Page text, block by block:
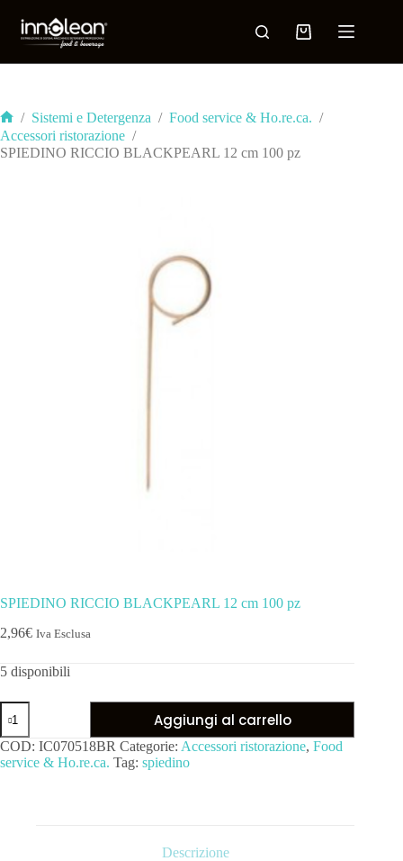
/ Sistemi e Detergenza / Food service & Ho.re.ca. /
Accessori ristorazione /
SPIEDINO RICCIO BLACKPEARL 12 cm 100 pz
SPIEDINO RICCIO BLACKPEARL 12 cm 100 pz
2,96€ Iva Esclusa
5 disponibili
Aggiungi al carrello
COD: IC070518BR Categorie: Accessori ristorazione, Food
service & Ho.re.ca. Tag: spiedino
Descrizione